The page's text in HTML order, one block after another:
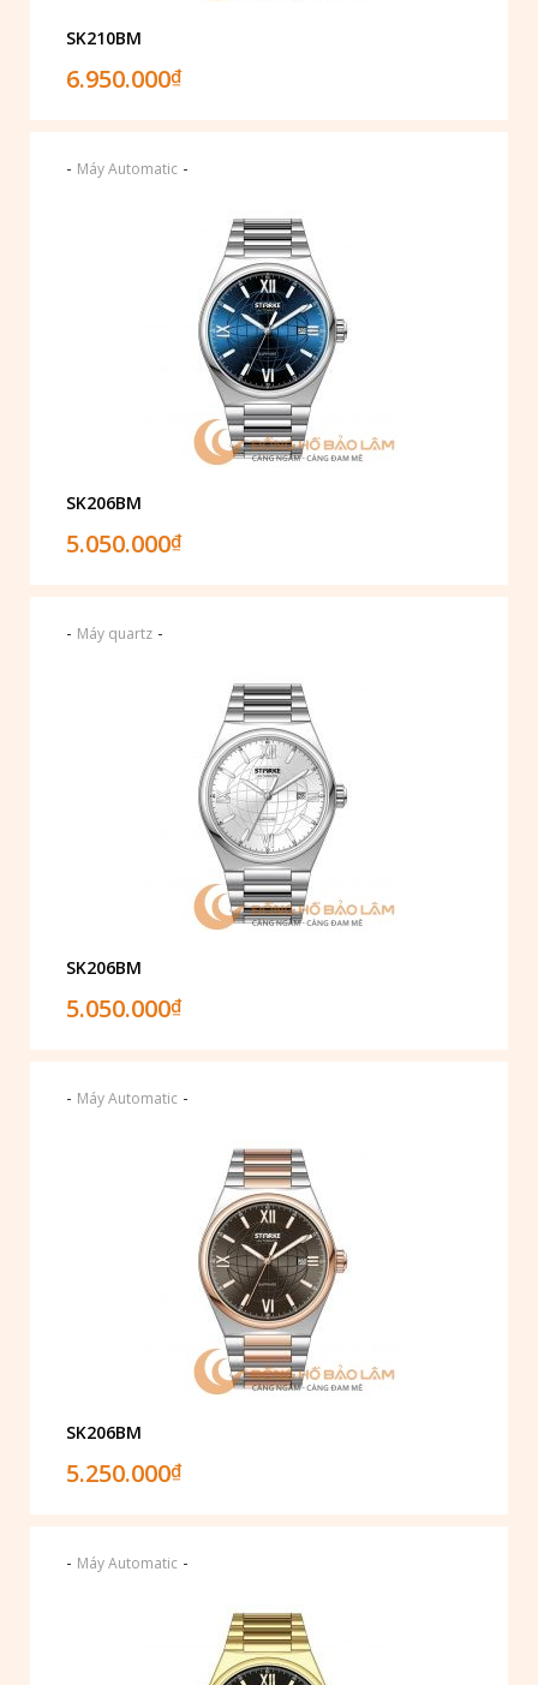
SK210BM
6.950.000₫
- Máy Automatic -
SK206BM
5.050.000₫
- Máy quartz -
SK206BM
5.050.000₫
- Máy Automatic -
SK206BM
5.250.000₫
- Máy Automatic -